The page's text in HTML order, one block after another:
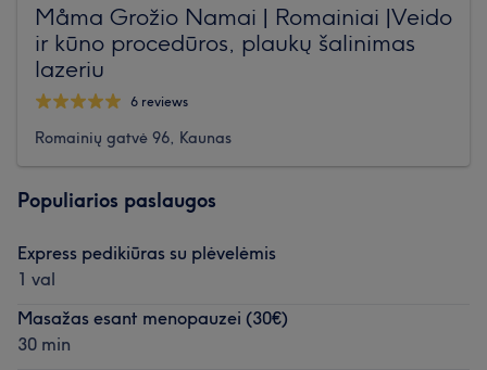
Måma Grožio Namai | Romainiai |Veido
ir kūno procedūros, plaukų šalinimas
lazeriu
6 reviews
Romainių gatvė 96, Kaunas
Populiarios paslaugos
Express pedikiūras su plėvelėmis
1 val
Masažas esant menopauzei (30€)
30 min